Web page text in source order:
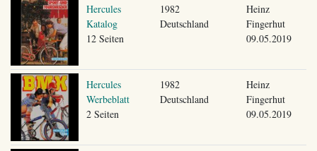
Hercules
Katalog
12 Seiten
1982
Deutschland
Heinz
Fingerhut
09.05.2019
Hercules
Werbeblatt
2 Seiten
1982
Deutschland
Heinz
Fingerhut
09.05.2019